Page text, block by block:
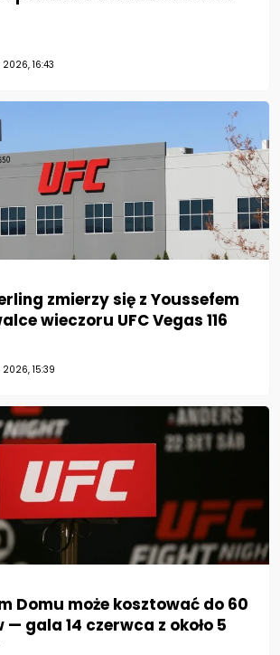
2026, 16:43
zmierzy się z Youssefem
wieczoru UFC Vegas 116
2026, 15:39
Domu może kosztować do 60
gala 14 czerwca z około 5